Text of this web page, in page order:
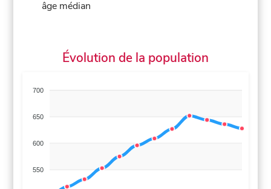
âge médian
Évolution de la population
700
650
600
550